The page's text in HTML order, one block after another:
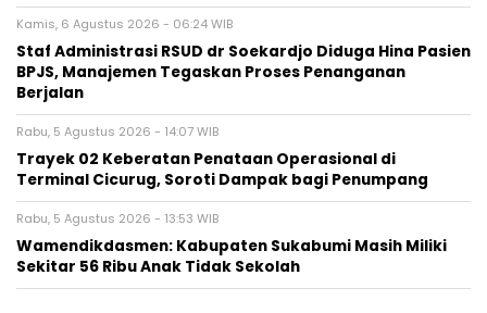
Kamis, 6 Agustus 2026 - 06:24 WIB
Staf Administrasi RSUD dr Soekardjo Diduga Hina Pasien
BPJS, Manajemen Tegaskan Proses Penanganan
Berjalan
Rabu, 5 Agustus 2026 - 14:07 WIB
‎Trayek 02 Keberatan Penataan Operasional di
Terminal Cicurug, Soroti Dampak bagi Penumpang
Rabu, 5 Agustus 2026 - 13:53 WIB
Wamendikdasmen: Kabupaten Sukabumi Masih Miliki
Sekitar 56 Ribu Anak Tidak Sekolah